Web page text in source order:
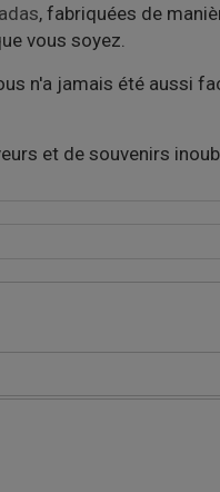
, fabriquées de
vous soyez.
n'a jamais été
et de souvenirs